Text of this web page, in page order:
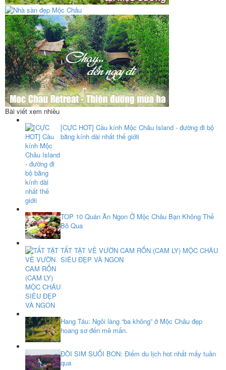
Bài viết xem nhiều
[CỰC HOT] Cầu kính Mộc Châu Island - đường đi bộ
bằng kính dài nhất thế giớii
TOP 10 Quán Ăn Ngon Ở Mộc Châu Bạn Không Thể
Bỏ Qua
TẤT TẬT VỀ VƯỜN CAM RỐN (CAM LY) MỘC CHÂU
SIÊU ĐẸP VÀ NGON
Hang Táu: Ngôi làng “ba không” ở Mộc Châu đẹp
hoang sơ đến mê mẩn.
ĐÒI SIM SUỐI BON: Điểm du lịch hot nhất mấy tuần
qua